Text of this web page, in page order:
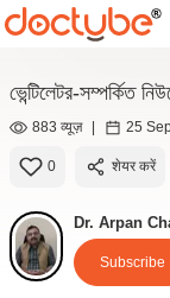
ভেন্টিলেটর-সম্পর্কিত
883 व्यूज़ | 25
0 शेयर करें
Dr. Arpan
Subscribe